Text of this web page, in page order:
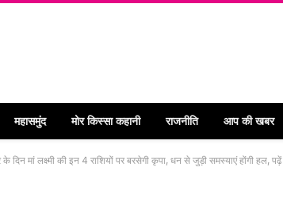
महासमुंद मोर किस्सा कहानी राजनीति आप की खबर
मां लक्ष्मी की इन 4 राशियों पर बरसेगी कृपा, धन से जुड़ी समस्याएं होंगी हल,